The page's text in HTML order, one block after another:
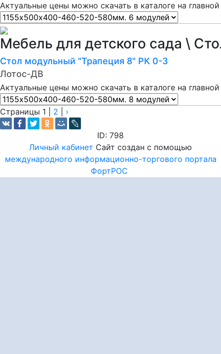
Актуальные цены можно скачать в каталоге на
Мебель для детского сада \
Стол модульный "Трапеция 8" РК 0-3
Лотос-ДВ
Актуальные цены можно скачать в каталоге на
Страницы 1 2 ›
ID: 798
Личный кабинет Сайт создан с помощью
международного информационно-торгового портала
ФортРОС